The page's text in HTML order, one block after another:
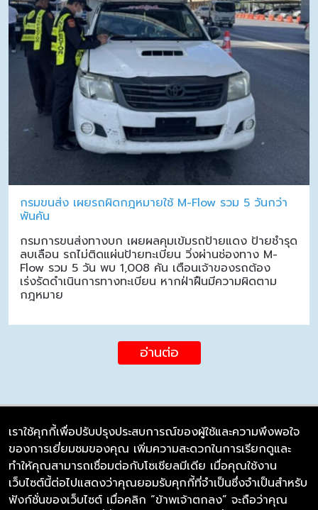
กรมขนส่ง เผยรถผิดกฎหมายใช้ M-Flow รวม 5 วันกว่า
พันคัน
กรมการขนส่งทางบก เผยผลคุมเข้มรถป้ายแดง ป้ายชำรุด
ลบเลือน รถไม่ติดแผ่นป้ายทะเบียน วิ่งผ่านช่องทาง M-
Flow รวม 5 วัน พบ 1,008 คัน เตือนเจ้าของรถต้อง
เร่งรัดดำเนินการทางทะเบียน หากฝ่าฝืนมีความผิดตาม
กฎหมาย
อ่านต่อ
บริษัท ซิมลิงค์ จำกัด
98/226 Bangrakyai-Baanmai Road,
Bangyai, Nonthaburi 11140
เราใช้คุกกี้เพื่อปรับปรุงประสบการณ์ของผู้ใช้และความพึงพอใจ
ของการเยี่ยมชมของคุณ เพิ่มความสะดวกในการเรียกดูและ
ทำให้คุณสามารถเชื่อมต่อกับโซเชียลมีเดีย เมื่อคุณใช้งาน
เว็บไซต์นี้ต่อไปแสดงว่าคุณยอมรับคุกกี้ที่จำเป็นซึ่งจำเป็นสำหรับ
ฟังก์ชั่นของเว็บไซต์ เมื่อคลิก “ข้าพเจ้าตกลง” จะถือว่าคุณ